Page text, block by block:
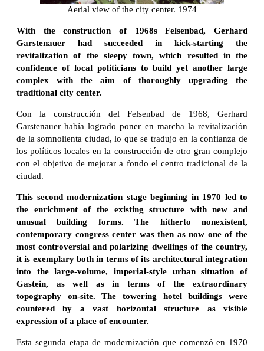
Aerial view of the city center. 1974
With the construction of 1968s Felsenbad, Gerhard
Garstenauer had succeeded in kick-starting the
revitalization of the sleepy town, which resulted in the
confidence of local politicians to build yet another large
complex with the aim of thoroughly upgrading the
traditional city center.
Con la construcción del Felsenbad de 1968, Gerhard
Garstenauer había logrado poner en marcha la revitalización
de la somnolienta ciudad, lo que se tradujo en la confianza de
los políticos locales en la construcción de otro gran complejo
con el objetivo de mejorar a fondo el centro tradicional de la
ciudad.
This second modernization stage beginning in 1970 led to
the enrichment of the existing structure with new and
unusual building forms. The hitherto nonexistent,
contemporary congress center was then as now one of the
most controversial and polarizing dwellings of the country,
it is exemplary both in terms of its architectural integration
into the large-volume, imperial-style urban situation of
Gastein, as well as in terms of the extraordinary
topography on-site. The towering hotel buildings were
countered by a vast horizontal structure as visible
expression of a place of encounter.
Esta segunda etapa de modernización que comenzó en 1970